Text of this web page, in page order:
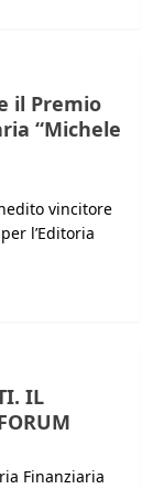
il Premio
“Michele
vincitore
l’Editoria
IL
Finanziaria